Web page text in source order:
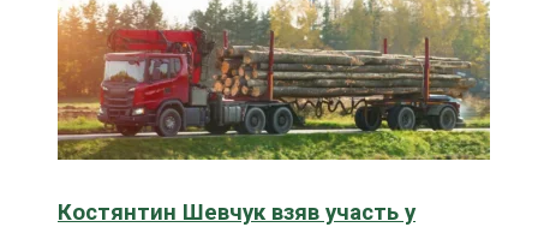
Костянтин Шевчук взяв участь у